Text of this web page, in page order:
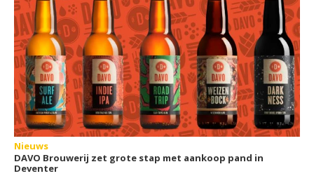
Nieuws
DAVO Brouwerij zet grote stap met aankoop pand in
Deventer